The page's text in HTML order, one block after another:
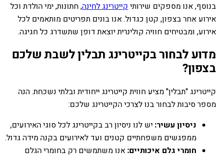
בנוסף, אנו מספקים שירותיקייטרינג לחינה, חתונות, ימי הולדת וכל
אירוע אחר בצפון, קטן כגדול. אנו בונים תפריטים מותאמים לכל
אירוע, ומבטיחים חוויה קולינרית יוצאת דופן שתשדרג כל חגיגה.
מדוע לבחור בקייטרינג תבלין לשבת שלכם
בצפון?
קייטרינג "תבלין" מציע חווית קייטרינג ייחודית ובלתי נשכחת. הנה
מספר סיבות לבחור בנו לצרכי הקייטרינג שלכם:
ניסיון עשיר: יש לנו ניסיון רב בקייטרינג לכל סוגי האירועים,
ממפגשים משפחתיים קטנים ועד לאירועים בקנה מידה גדול.
חומרי גלם איכותיים: אנו משתמשים רק בחומרי הגלם